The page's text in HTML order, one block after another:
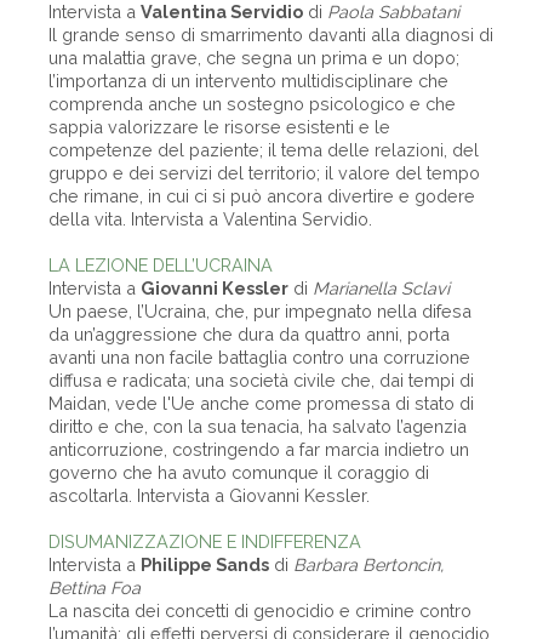
Intervista a Valentina Servidio di Paola Sabbatani
Il grande senso di smarrimento davanti alla diagnosi di
una malattia grave, che segna un prima e un dopo;
l’importanza di un intervento multidisciplinare che
comprenda anche un sostegno psicologico e che
sappia valorizzare le risorse esistenti e le
competenze del paziente; il tema delle relazioni, del
gruppo e dei servizi del territorio; il valore del tempo
che rimane, in cui ci si può ancora divertire e godere
della vita. Intervista a Valentina Servidio.
LA LEZIONE DELL’UCRAINA
Intervista a Giovanni Kessler di Marianella Sclavi
Un paese, l’Ucraina, che, pur impegnato nella difesa
da un’aggressione che dura da quattro anni, porta
avanti una non facile battaglia contro una corruzione
diffusa e radicata; una società civile che, dai tempi di
Maidan, vede l'Ue anche come promessa di stato di
diritto e che, con la sua tenacia, ha salvato l’agenzia
anticorruzione, costringendo a far marcia indietro un
governo che ha avuto comunque il coraggio di
ascoltarla. Intervista a Giovanni Kessler.
DISUMANIZZAZIONE E INDIFFERENZA
Intervista a Philippe Sands di Barbara Bertoncin,
Bettina Foa
La nascita dei concetti di genocidio e crimine contro
l’umanità; gli effetti perversi di considerare il genocidio